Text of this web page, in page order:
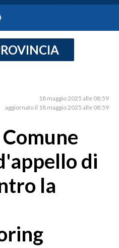
18 maggio 2025 alle 08:59
aggiornato il 18 maggio 2025 alle 08:59
di
la